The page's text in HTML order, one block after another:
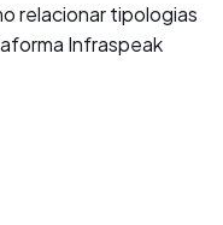
relacionar tipologias
Infraspeak